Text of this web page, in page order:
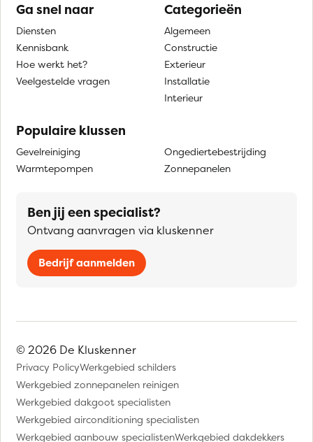
Ga snel naar
Diensten
Kennisbank
Hoe werkt het?
Veelgestelde vragen
Categorieën
Algemeen
Constructie
Exterieur
Installatie
Interieur
Populaire klussen
Gevelreiniging
Warmtepompen
Ongediertebestrijding
Zonnepanelen
Ben jij een specialist?
Ontvang aanvragen via kluskenner
Bedrijf aanmelden
© 2026 De Kluskenner
Privacy PolicyWerkgebied schilders
Werkgebied zonnepanelen reinigen
Werkgebied dakgoot specialisten
Werkgebied airconditioning specialisten
Werkgebied aanbouw specialistenWerkgebied dakdekkers